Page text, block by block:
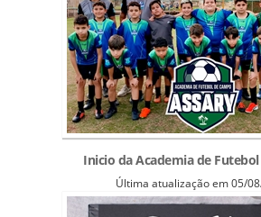
Inicio da Academia de
Última atualização em 05/